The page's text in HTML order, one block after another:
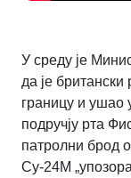
У среду је
да је
границу и ушао
подручју рта
патролни брод
Су-24М